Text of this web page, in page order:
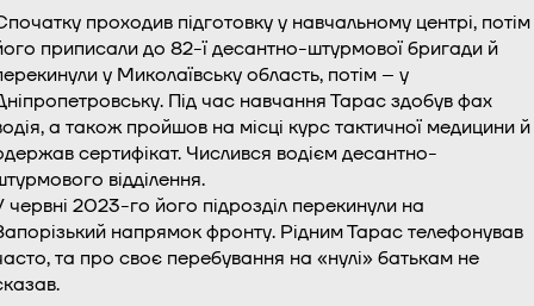
проходив підготовку у навчальному центрі, потім
приписали до 82-ї десантно-штурмової бригади й
у Миколаївську область, потім – у
Під час навчання Тарас здобув фах
а також пройшов на місці курс тактичної медицини й
сертифікат. Числився водієм десантно-
відділення.
червні 2023-го його підрозділ перекинули на
напрямок фронту. Рідним Тарас телефонував
та про своє перебування на «нулі» батькам не